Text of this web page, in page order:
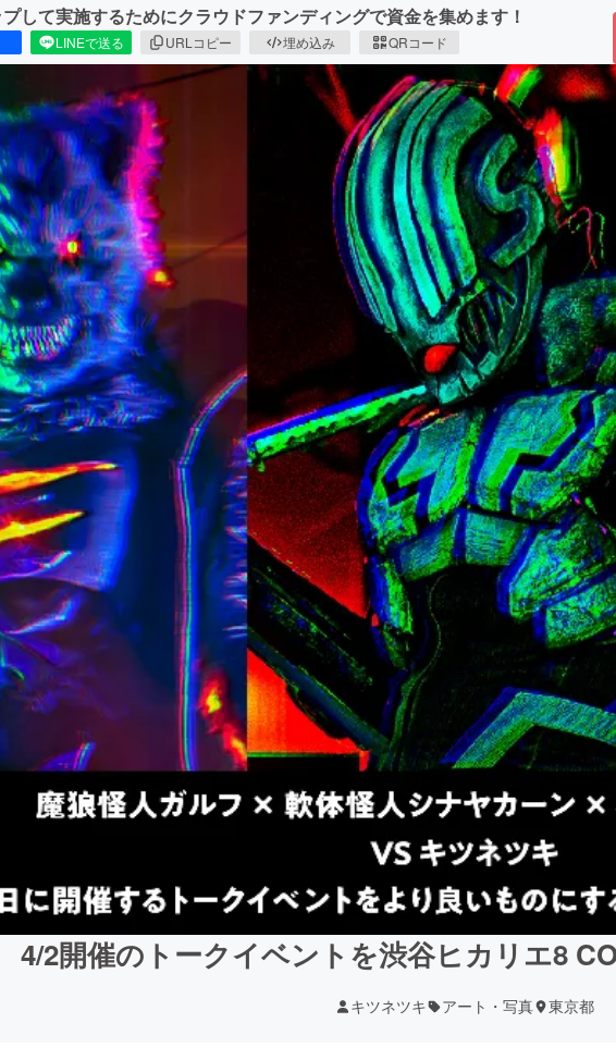
して実施するためにクラウドファンディングで資金を集めます！
LINEで送る URLコピー 埋め込み QRコード
4/2開催のトークイベントを渋谷ヒカリエ8
キツネツキ アート・写真 東京都